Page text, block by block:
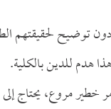
توضيح لحقيقتهم
هدم للدين بالكلية.
خطير مروع، يحتاج